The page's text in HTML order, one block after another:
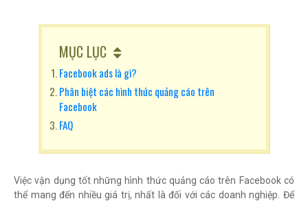
MỤC LỤC
Facebook ads là gì?
Phân biệt các hình thức quảng cáo trên
Facebook
FAQ
Việc vận dụng tốt những hình thức quảng cáo trên Facebook có
thể mang đến nhiều giá trị, nhất là đối với các doanh nghiệp. Để